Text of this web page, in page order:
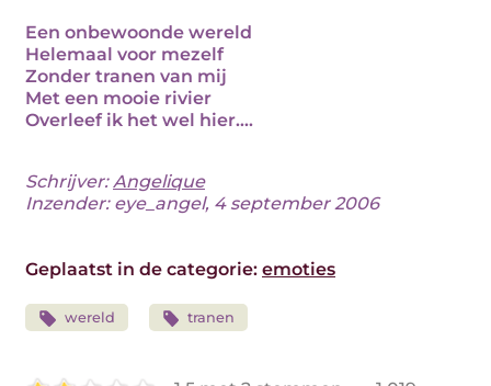
Een onbewoonde wereld
Helemaal voor mezelf
Zonder tranen van mij
Met een mooie rivier
Overleef ik het wel hier....
Schrijver:Angelique
Inzender: eye_angel, 4 september 2006
Geplaatst in de categorie: emoties
wereld tranen